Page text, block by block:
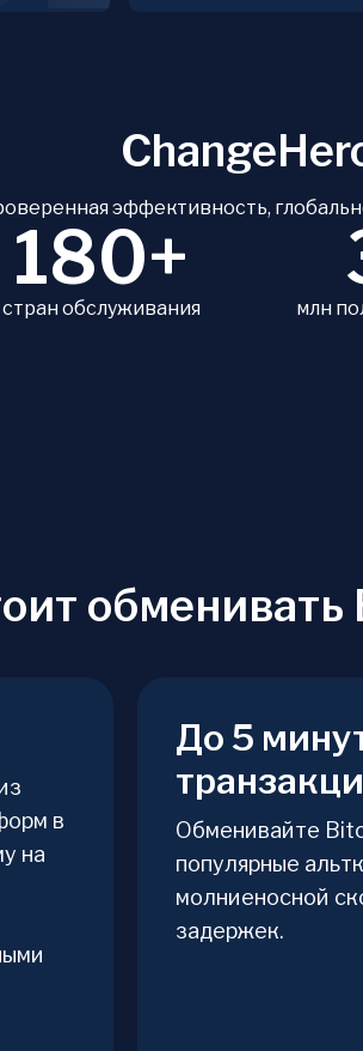
эффективность,
180+
стран обслуживания млн
обменивать
в
на
До 5
Обменивайте
популярные
молниеносной
задержек.